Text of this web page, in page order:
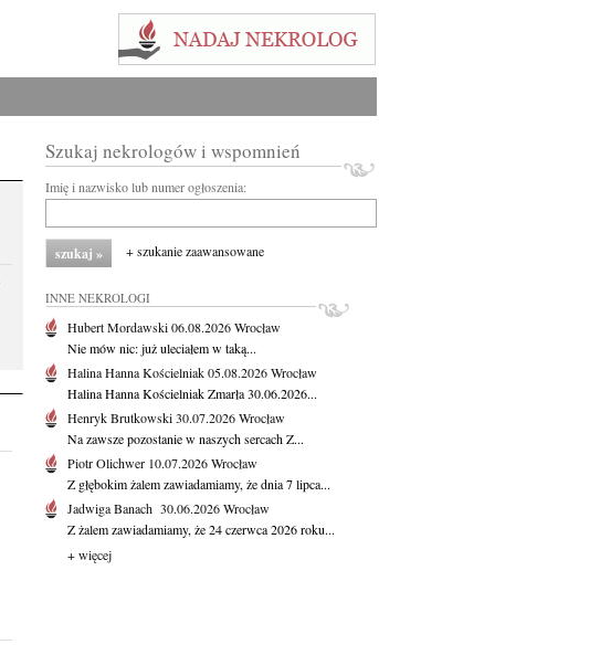
Szukaj nekrologów i wspomnień
Imię i nazwisko lub numer ogłoszenia:
+ szukanie zaawansowane
INNE NEKROLOGI
Hubert Mordawski06.08.2026Wrocław
Nie mów nic: już uleciałem w taką...
Halina Hanna Kościelniak05.08.2026Wrocław
Halina Hanna Kościelniak Zmarła 30.06.2026...
Henryk Brutkowski30.07.2026Wrocław
Na zawsze pozostanie w naszych sercach Z...
Piotr Olichwer 10.07.2026Wrocław
Z głębokim żalem zawiadamiamy, że dnia 7 lipca...
Jadwiga Banach 30.06.2026Wrocław
Z żalem zawiadamiamy, że 24 czerwca 2026 roku...
+ więcej